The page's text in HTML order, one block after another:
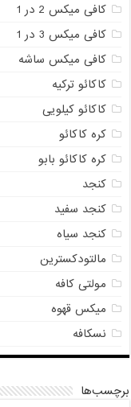
کافی میکس 2 در 1
کافی میکس 3 در 1
کافی میکس ساشه
کاکائو ترکیه
کاکائو کیلویی
کره کاکائو
کره کاکائو بابو
کنجد
کنجد سفید
کنجد سیاه
مالتودکسترین
مولتی کافه
میکس قهوه
نسکافه
برچسب‌ها